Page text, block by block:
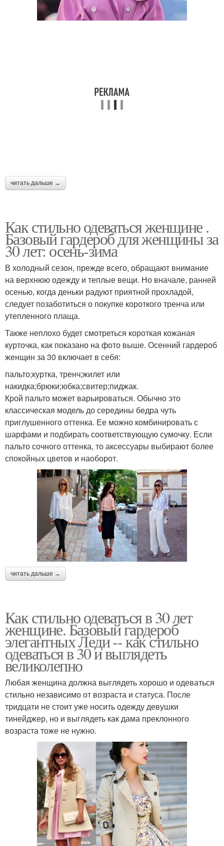
читать дальше →
Как стильно одеваться женщине .
Базовый гардероб для женщины за
30 лет: осень-зима
В холодный сезон, прежде всего, обращают внимание
на верхнюю одежду и теплые вещи. Но вначале, ранней
осенью, когда деньки радуют приятной прохладой,
следует позаботиться о покупке короткого тренча или
утепленного плаща.
Также неплохо будет смотреться короткая кожаная
курточка, как показано на фото выше. Осенний гардероб
женщин за 30 включает в себя:
пальто;куртка, тренч;жилет или
накидка;брюки;юбка;свитер;пиджак.
Крой пальто может варьироваться. Обычно это
классическая модель до середины бедра чуть
приглушенного оттенка. Ее можно комбинировать с
шарфами и подбирать соответствующую сумочку. Если
пальто сочного оттенка, то аксессуары выбирают более
спокойных цветов и наоборот.
читать дальше →
Как стильно одеваться в 30 лет
женщине. Базовый гардероб
элегантных Леди -- как стильно
одеваться в 30 и выглядеть
великолепно
Любая женщина должна выглядеть хорошо и одеваться
стильно независимо от возраста и статуса. После
тридцати не стоит уже носить одежду девушки
тинейджер, но и выглядеть как дама преклонного
возраста тоже не нужно.